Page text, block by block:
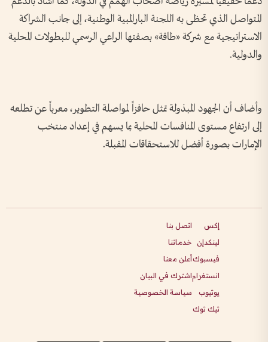
المتواصل الذي تحظى به اللجنة البارالمبية الوطنية، إلى جانب الشراكة
الاستراتيجية مع شركة «طاقة» بصفتها الراعي الرسمي للبطولات المحلية
والدولية.
وأضاف أن الجهود المبذولة تمثل حافزاً لمواصلة التطوير، معرباً عن تطلعه
إلى ارتفاع مستوى المنافسات المحلية بما يسهم في إعداد منتخب
الإمارات بصورة أفضل للاستحقاقات المقبلة.
إكس
لينكدإن
فيسبوك
انستغرام
يوتيوب
تيك توك
اتصل بنا
خدماتنا
أعلن معنا
اشترك في البيان
سياسة الخصوصية